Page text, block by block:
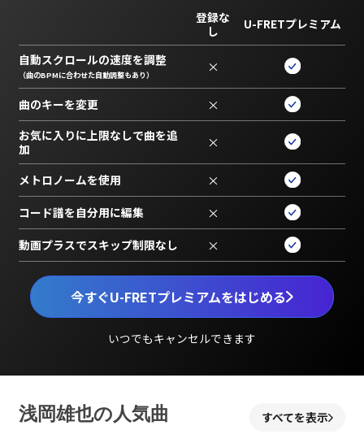
今すぐU-FRETプレミアムをはじめる
いつでもキャンセルできます
登録な
し
U-FRETプレミアム
自動スクロールの速度を調整
（曲のBPMに合わせた自動調整もあり） ×
曲のキーを変更 ×
お気に入りに上限なしで曲を追
加
×
メトロノームを使用 ×
コード譜を自分用に編集 ×
動画プラスでスキップ制限なし ×
浅岡雄也の人気曲 すべてを表示